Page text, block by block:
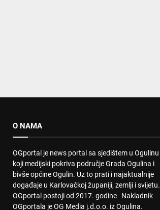
O NAMA
OGportal je news portal sa sjedištem u Ogulinu
koji medijski pokriva područje Grada Ogulina i
bivše općine Ogulin. Uz to prati i najaktualnije
događaje u Karlovačkoj županiji, zemlji i svijetu.
OGportal postoji od 2017. godine Nakladnik
OGportala je OG Media j.d.o.o. iz Ogulina.